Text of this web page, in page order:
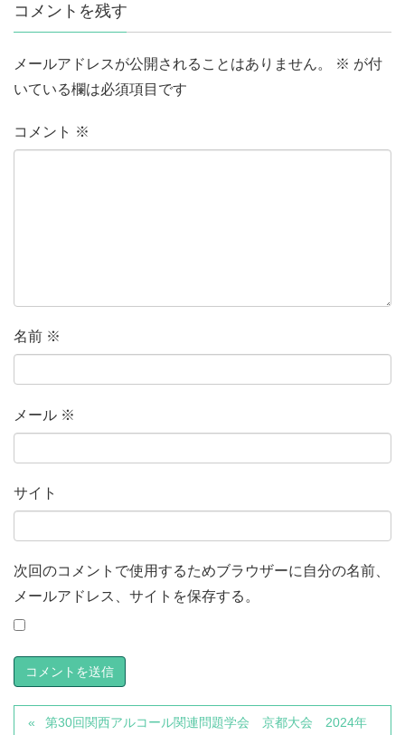
コメントを残す
メールアドレスが公開されることはありません。 ※ が付
いている欄は必須項目です
コメント ※
名前 ※
メール ※
サイト
次回のコメントで使用するためブラウザーに自分の名前、
メールアドレス、サイトを保存する。
第30回関西アルコール関連問題学会 京都大会 2024年